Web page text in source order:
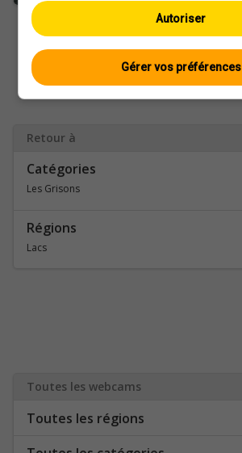
Retour à
Catégories
Les Grisons
Régions
Lacs
Toutes les webcams
Toutes les régions
Autoriser
Gérer vos préférences